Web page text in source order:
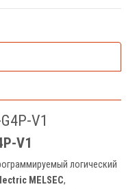
V1
V1
логический
MELSEC,